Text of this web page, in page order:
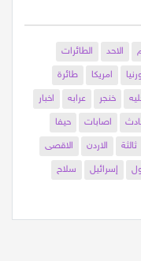
الاحد
الطائرات
امريكا
طائرة
خنجر عرابه
اخبار
اصابات
حيفا
ثالثة الاردن
الاقصى
إسرائيل
سلاح